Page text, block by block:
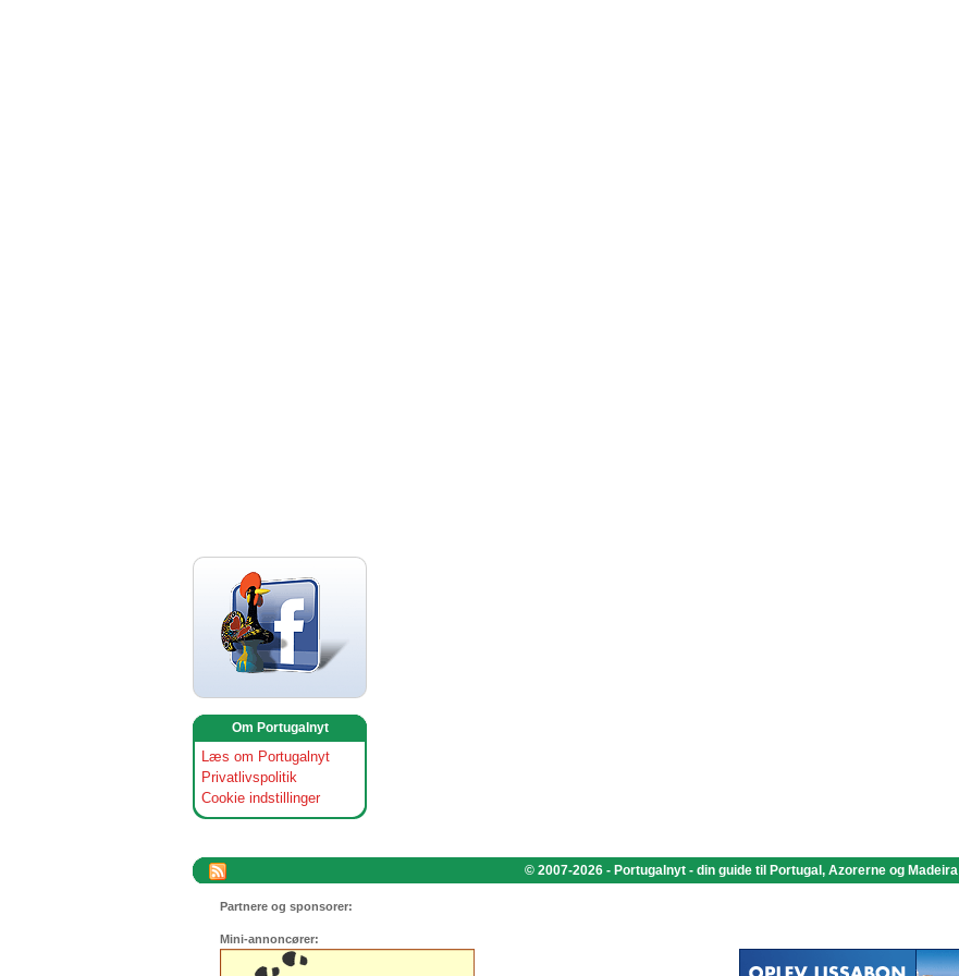
Om Portugalnyt
Læs om Portugalnyt
Privatlivspolitik
Cookie indstillinger
© 2007-2026 - Portugalnyt - din guide til Portugal, Azorerne og Madeira
Partnere og sponsorer:
Mini-annoncører: